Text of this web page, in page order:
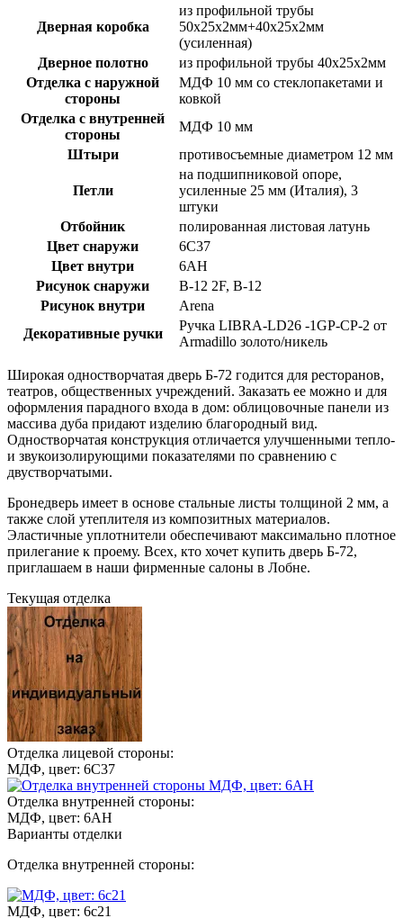
Дверная коробка
из профильной трубы
50х25х2мм+40х25х2мм
(усиленная)
Дверное полотно
из профильной трубы 40х25х2мм
Отделка с наружной
стороны
МДФ 10 мм со стеклопакетами и
ковкой
Отделка с внутренней
стороны
МДФ 10 мм
Штыри
противосъемные диаметром 12 мм
Петли
на подшипниковой опоре,
усиленные 25 мм (Италия), 3
штуки
Отбойник
полированная листовая латунь
Цвет снаружи
6С37
Цвет внутри
6АН
Рисунок снаружи
B-12 2F, B-12
Рисунок внутри
Arena
Декоративные ручки
Ручка LIBRA-LD26 -1GP-CP-2 от
Armadillo золото/никель
Широкая одностворчатая дверь Б-72 годится для ресторанов,
театров, общественных учреждений. Заказать ее можно и для
оформления парадного входа в дом: облицовочные панели из
массива дуба придают изделию благородный вид.
Одностворчатая конструкция отличается улучшенными тепло-
и звукоизолирующими показателями по сравнению с
двустворчатыми.
Бронедверь имеет в основе стальные листы толщиной 2 мм, а
также слой утеплителя из композитных материалов.
Эластичные уплотнители обеспечивают максимально плотное
прилегание к проему. Всех, кто хочет купить дверь Б-72,
приглашаем в наши фирменные салоны в Лобне.
Текущая отделка
Отделка лицевой стороны:
МДФ, цвет: 6С37
Отделка внутренней стороны:
МДФ, цвет: 6АН
Варианты отделки
Отделка внутренней стороны:
МДФ, цвет: 6с21